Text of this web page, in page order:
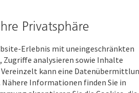
mit seinem
zurück nach Wels.
–
Privatsphäre
Erlebnis mit uneingeschränkten
Zugriffe analysieren sowie Inhalte
kann eine
Informationen finden Sie in